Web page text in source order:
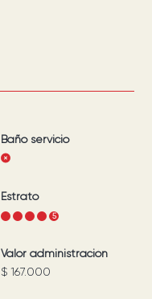
Baño servicio
Estrato
4 5
Valor administración
$ 167.000